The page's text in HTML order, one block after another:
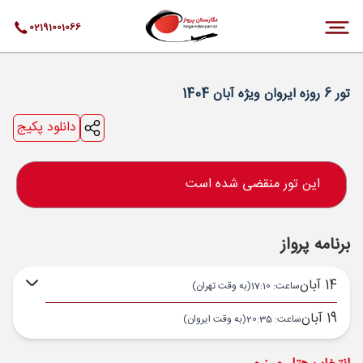
02191001066
تور 6 روزه ایروان ویژه آبان 1404
دانلود پکیج
این تور منقضی شده است
برنامه پرواز
14 آبان ساعت: 17:10 (به وقت تهران)
19 آبان ساعت: 20:35 (به وقت ایروان)